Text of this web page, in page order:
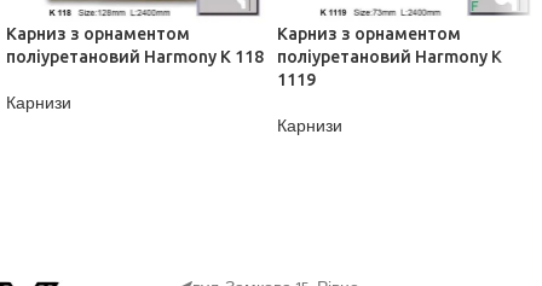
Карниз з орнаментом
поліуретановий Harmony K 118
Карнизи
Карниз з орнаментом
поліуретановий Harmony K
1119
Карнизи